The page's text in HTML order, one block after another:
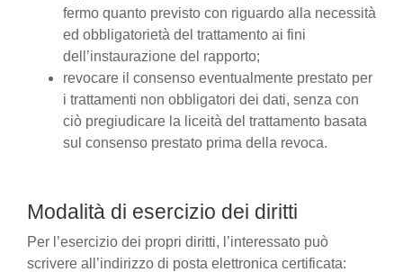
fermo quanto previsto con riguardo alla necessità
ed obbligatorietà del trattamento ai fini
dell’instaurazione del rapporto;
revocare il consenso eventualmente prestato per
i trattamenti non obbligatori dei dati, senza con
ciò pregiudicare la liceità del trattamento basata
sul consenso prestato prima della revoca.
Modalità di esercizio dei diritti
Per l’esercizio dei propri diritti, l’interessato può
scrivere all’indirizzo di posta elettronica certificata: